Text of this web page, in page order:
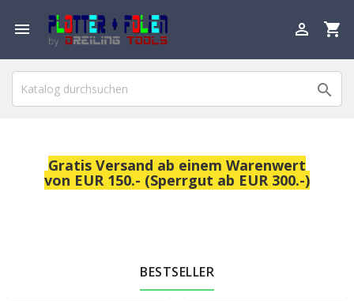
 shopping_cart


Gratis Versand ab einem Warenwert
von EUR 150.- (Sperrgut ab EUR 300.-)
BESTSELLER